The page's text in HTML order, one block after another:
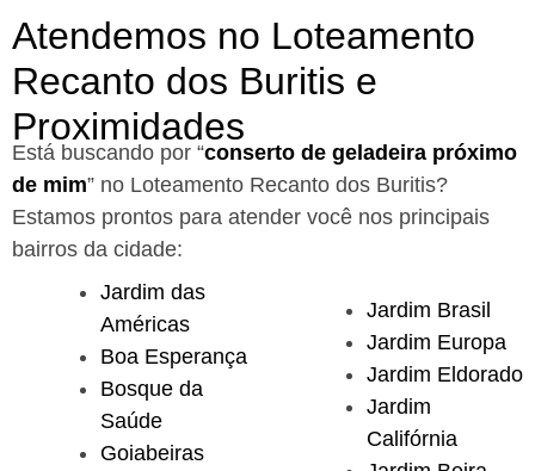
Atendemos no Loteamento
Recanto dos Buritis e
Proximidades
Está buscando por “conserto de geladeira próximo
de mim” no Loteamento Recanto dos Buritis?
Estamos prontos para atender você nos principais
bairros da cidade:
Jardim das
Américas
Boa Esperança
Bosque da
Saúde
Goiabeiras
Jardim Brasil
Jardim Europa
Jardim Eldorado
Jardim
Califórnia